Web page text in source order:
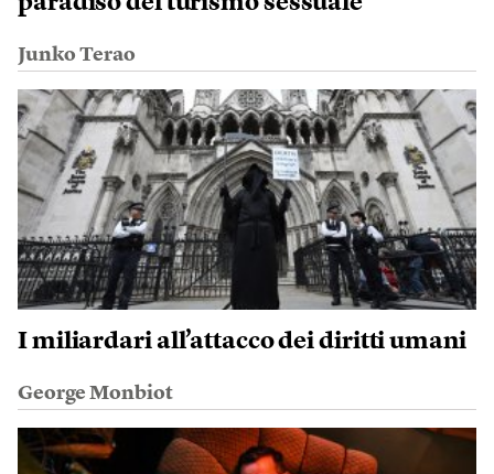
Junko Terao
I miliardari all’attacco dei diritti umani
George Monbiot